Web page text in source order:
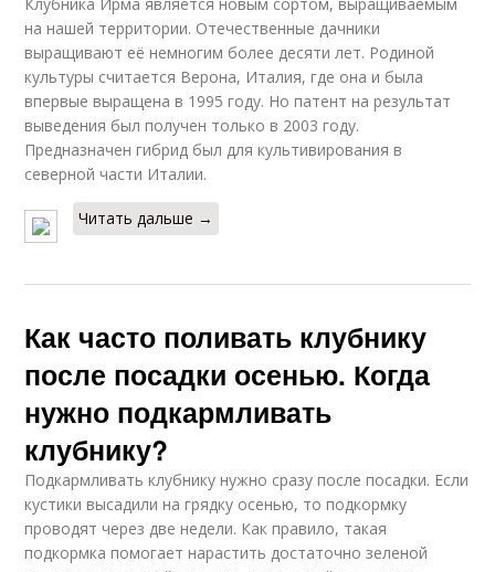
на нашей территории. Отечественные дачники
выращивают её немногим более десяти лет. Родиной
культуры считается Верона, Италия, где она и была
впервые выращена в 1995 году. Но патент на результат
выведения был получен только в 2003 году.
Предназначен гибрид был для культивирования в
северной части Италии.
Читать дальше →
Как часто поливать клубнику
после посадки осенью. Когда
нужно подкармливать
клубнику?
Подкармливать клубнику нужно сразу после посадки. Если
кустики высадили на грядку осенью, то подкормку
проводят через две недели. Как правило, такая
подкормка помогает нарастить достаточно зеленой